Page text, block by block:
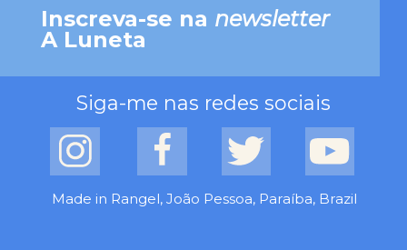
Inscreva-se na newsletter
A Luneta
Made in Rangel, João Pessoa, Paraíba, Brazil
Siga-me nas redes sociais